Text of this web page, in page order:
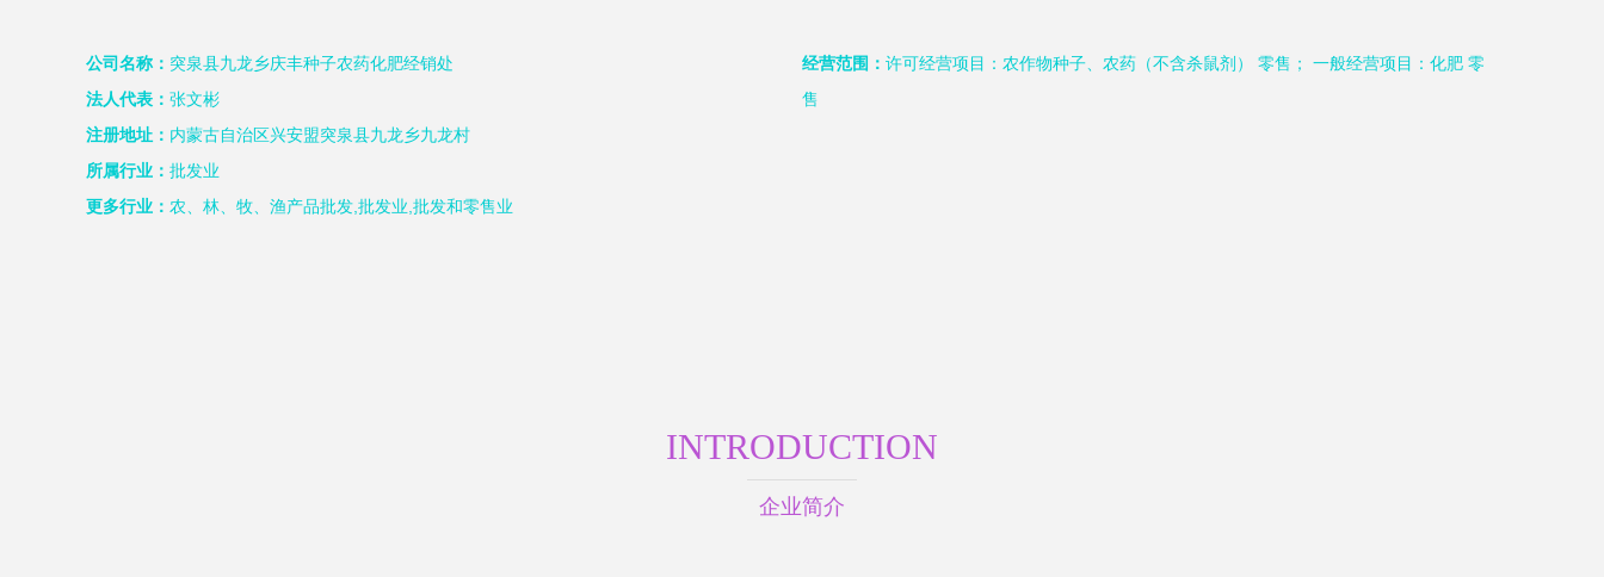
公司名称： 突泉县九龙乡庆丰种子农药化肥经销处
法人代表： 张文彬
注册地址： 内蒙古自治区兴安盟突泉县九龙乡九龙村
所属行业： 批发业
更多行业： 农、林、牧、渔产品批发,批发业,批发和零售业
经营范围： 许可经营项目：农作物种子、农药（不含杀鼠剂） 零售； 一般经营项目：化肥 零
售
INTRODUCTION
企业简介